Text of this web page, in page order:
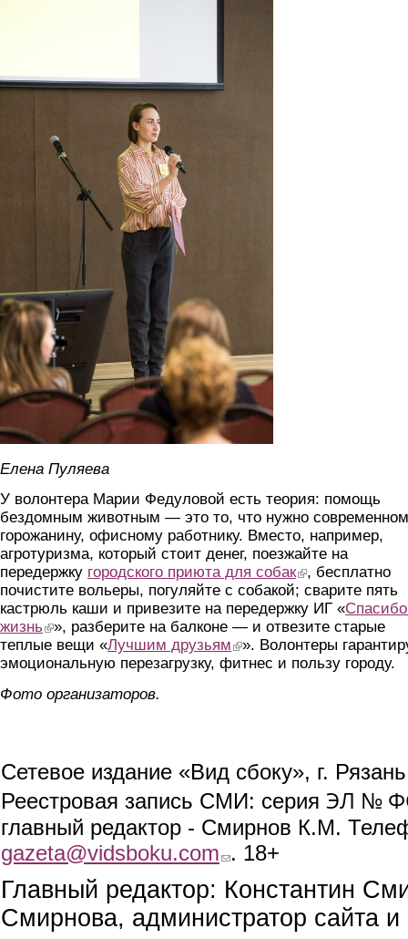
Елена Пуляева
У волонтера Марии Федуловой есть теория: помощь
бездомным животным — это то, что нужно
горожанину, офисному работнику. Вместо, например,
агротуризма, который стоит денег, поезжайте на
передержку городского приюта для собак(link is external)
, бесплатно
почистите вольеры, погуляйте с собакой; сварите пять
кастрюль каши и привезите на передержку ИГ «
жизнь (link is external)
», разберите на балконе — и отвезите старые
теплые вещи «Лучшим друзьям (link is external)
». Волонтеры
эмоциональную перезагрузку, фитнес и пользу городу.
Фото организаторов.
Сетевое издание «Вид сбоку», г.
Реестровая запись СМИ: серия ЭЛ №
главный редактор - Смирнов К.М.
gazeta@vidsboku.com (link sends e-mail)
. 18+
Главный редактор: Константин
Смирнова, администратор сайта